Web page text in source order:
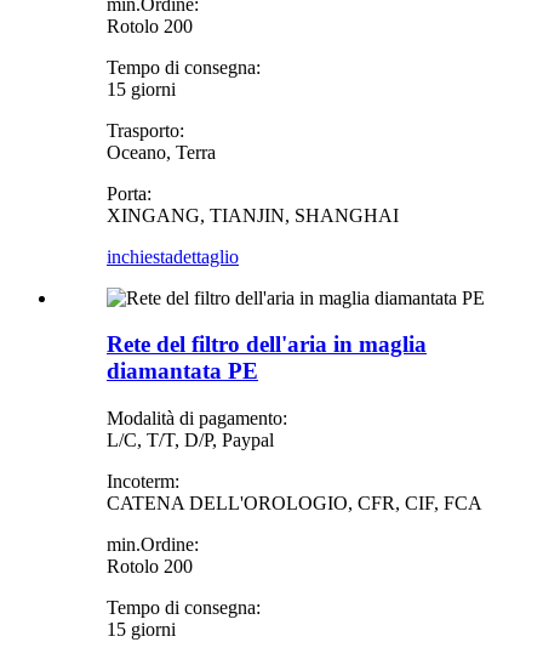
Rotolo 200
Tempo di consegna:
15 giorni
Trasporto:
Oceano, Terra
Porta:
XINGANG, TIANJIN, SHANGHAI
inchiestadettaglio
Rete del filtro dell'aria in maglia
diamantata PE
Modalità di pagamento:
L/C, T/T, D/P, Paypal
Incoterm:
CATENA DELL'OROLOGIO, CFR, CIF, FCA
min.Ordine:
Rotolo 200
Tempo di consegna:
15 giorni